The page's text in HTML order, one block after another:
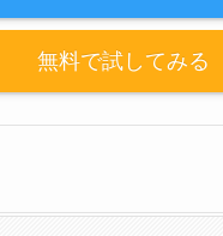
無料で試してみる